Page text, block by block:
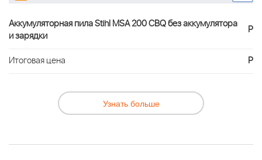
Аккумуляторная пила Stihl MSA 200 CBQ без аккумулятора
и зарядки
Р
Итоговая цена Р
Узнать больше